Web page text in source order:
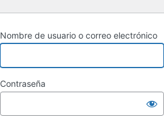
Nombre de usuario o correo electrónico
Contraseña